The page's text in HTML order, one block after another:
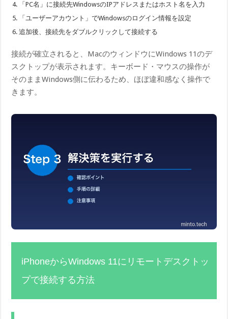
「PC名」に接続先WindowsのIPアドレスまたはホスト名を入力
「ユーザーアカウント」でWindowsのログイン情報を設定
追加後、接続先をダブルクリックして接続する
接続が確立されると、MacのウィンドウにWindows 11のデ
スクトップが表示されます。キーボード・マウスの操作が
そのままWindows側に伝わるため、ほぼ違和感なく操作で
きます。
iPhoneからWindows 11にリモートデスクトッ
プで接続する方法